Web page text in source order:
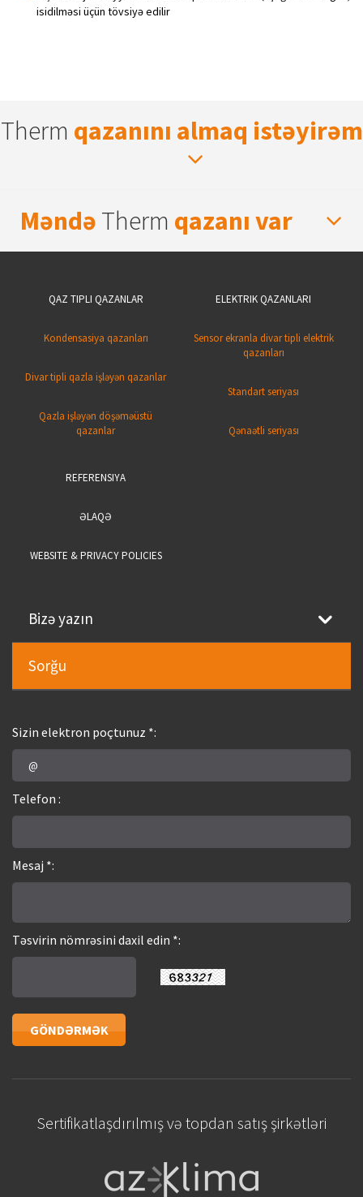
isidilməsi üçün tövsiyə edilir
Therm qazanını almaq istəyirəm
Məndə Therm qazanı var
QAZ TIPLI QAZANLAR
Kondensasiya qazanları
Divar tipli qazla işləyən qazanlar
Qazla işləyən döşəməüstü
qazanlar
ELEKTRIK QAZANLARI
Sensor ekranla divar tipli elektrik
qazanları
Standart seriyası
Qənaətli seriyası
REFERENSIYA
ƏLAQƏ
WEBSITE & PRIVACY POLICIES
Bizə yazın
Sorğu
Sizin elektron poçtunuz *:
Telefon :
Mesaj *:
Təsvirin nömrəsini daxil edin *:
Sertifikatlaşdırılmış və topdan satış şirkətləri